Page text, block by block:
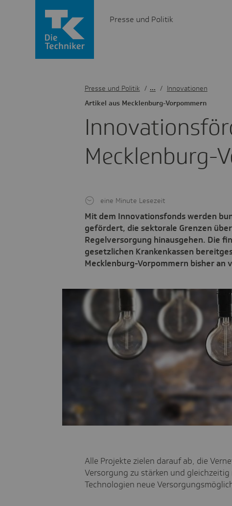
Presse und Politik
Meck­len­burg-
Artikel aus Meck­len­burg-Vorpom­mern
Mit dem Innovationsfonds werden
gefördert, die sektorale Grenzen
Regelversorgung hinausgehen. Die
gesetzlichen Krankenkassen
Mecklenburg-Vorpommern bisher
eine Minute Lesezeit
Presse und Politik / Innovationen
Alle Projekte zielen darauf ab, die
Versorgung zu stärken und
Technologien neue